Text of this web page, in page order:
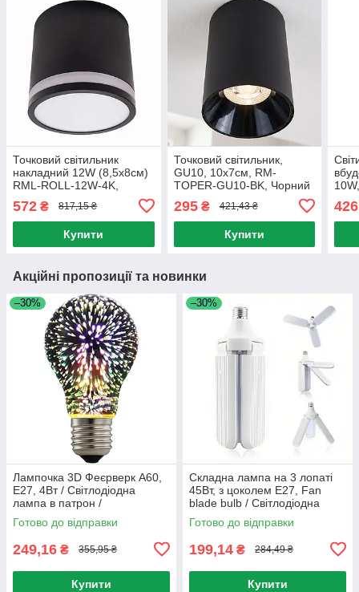
Точковий світильник
накладний 12W (8,5х8см)
RML-ROLL-12W-4K,
стельовий циліндр /
Накладний світлодіодний
572 ₴ 817,15 ₴
Купити
Точковий світильник,
GU10, 10х7см, RM-
TOPER-GU10-BK, Чорний
Світильник накладний
295₴ 421,43 ₴
Купити
426
Акційні пропозиції та новинки
–30%
Лампочка 3D Феєрверк A60,
Е27, 4Вт / Світлодіодна
лампа в патрон /
Декоративна лед лампочка
Готово до відправки
249,16 ₴ 355,95 ₴
Купити
–30%
Складна лампа на 3 лопаті
45Вт, з цоколем E27, Fan
blade bulb / Світлодіодна
лампочка / Led лампа
Готово до відправки
199,14 ₴ 284,49 ₴
Купити